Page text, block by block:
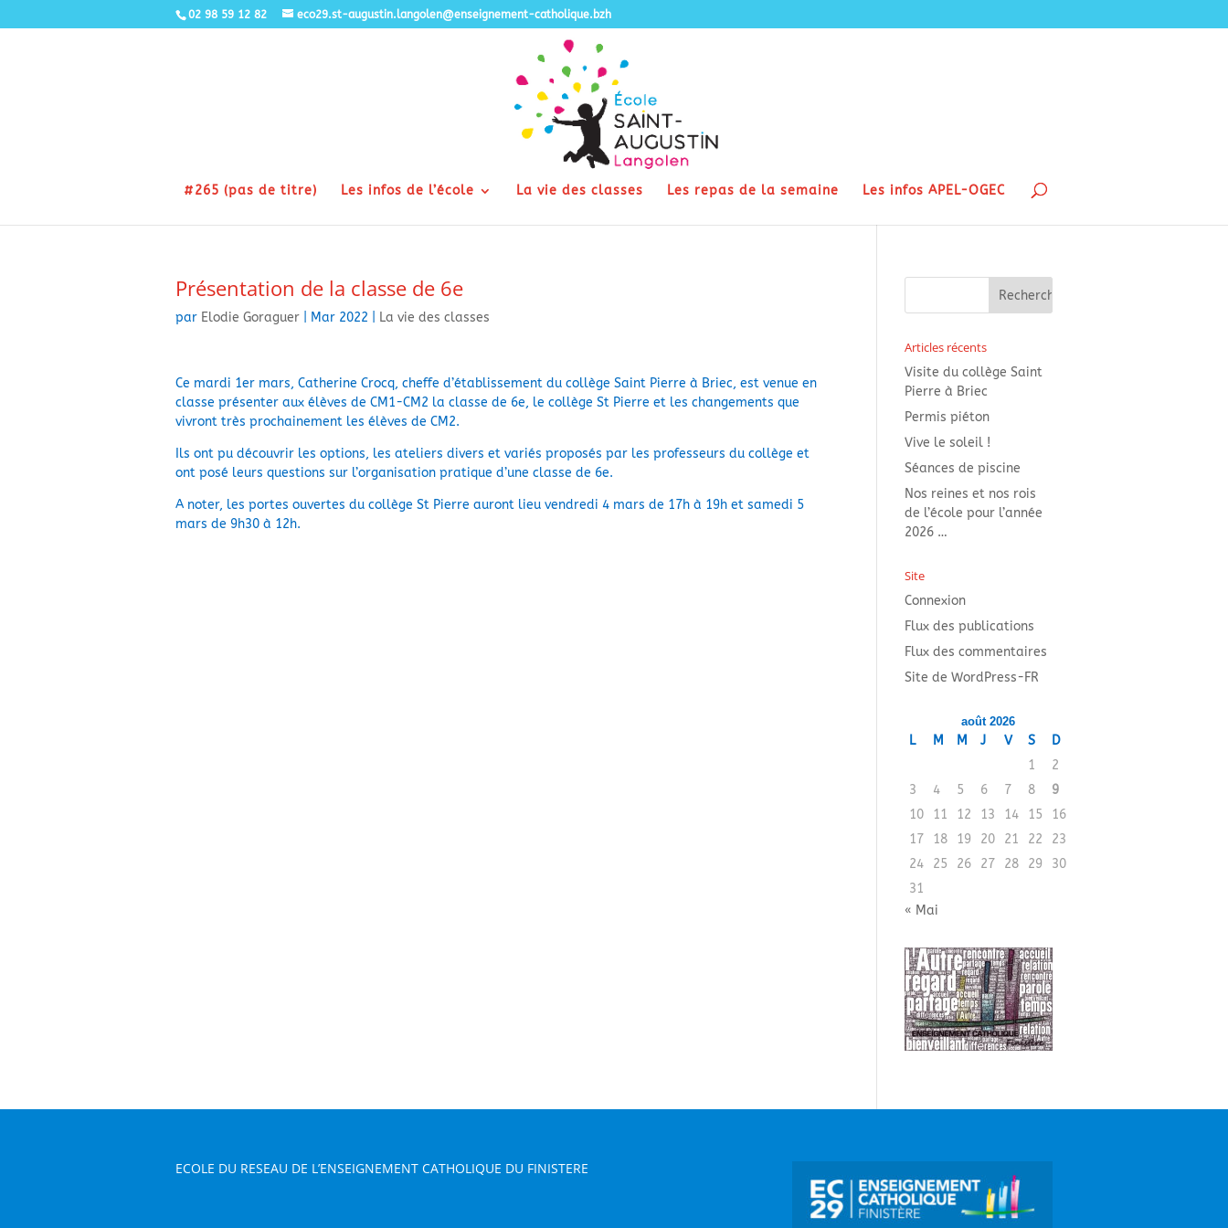
02 98 59 12 82 eco29.st-augustin.langolen@enseignement-catholique.bzh
#265 (pas de titre) Les infos de l’école La vie des classes Les repas de la semaine Les infos APEL-OGEC
Présentation de la classe de 6e
par Elodie Goraguer Mar 2022 La vie des classes
Ce mardi 1er mars, Catherine Crocq, cheffe d’établissement du collège Saint Pierre à Briec, est venue en
classe présenter aux élèves de CM1-CM2 la classe de 6e, le collège St Pierre et les changements que
vivront très prochainement les élèves de CM2.
Ils ont pu découvrir les options, les ateliers divers et variés proposés par les professeurs du collège et
ont posé leurs questions sur l’organisation pratique d’une classe de 6e.
A noter, les portes ouvertes du collège St Pierre auront lieu vendredi 4 mars de 17h à 19h et samedi 5
mars de 9h30 à 12h.
Articles récents
Visite du collège Saint
Pierre à Briec
Permis piéton
Vive le soleil !
Séances de piscine
Nos reines et nos rois
de l’école pour l’année
2026 …
Site
Connexion
Flux des publications
Flux des commentaires
Site de WordPress-FR
août 2026
L M M J V S
D
1
2
3
4 5 6 7 8
9
10
11 12 13 14 15
16
17
18 19 20 21 22
23
24
25 26 27 28 29
30
31
« Mai
ECOLE DU RESEAU DE L’ENSEIGNEMENT CATHOLIQUE DU FINISTERE